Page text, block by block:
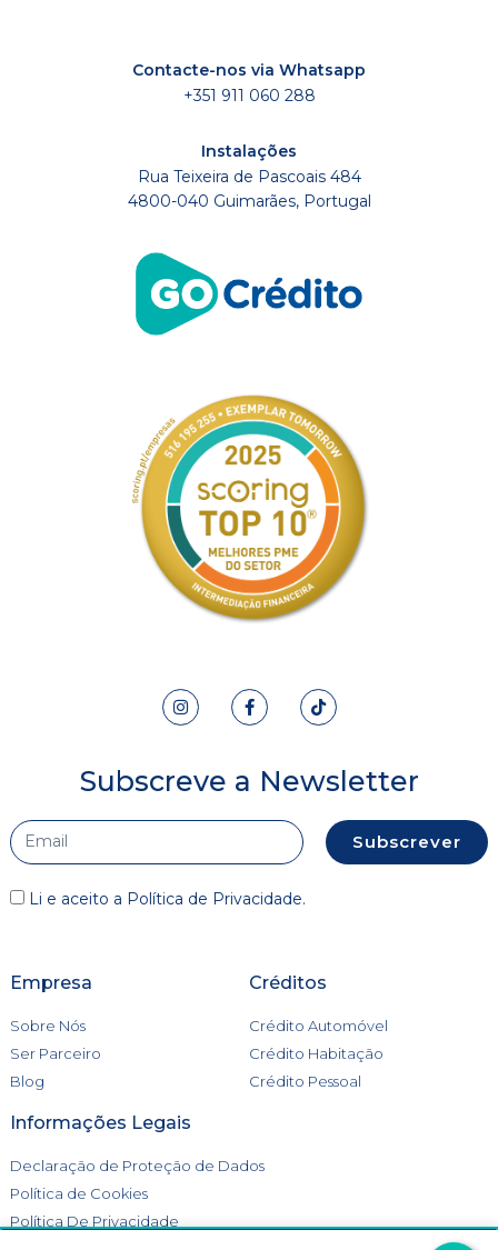
Contacte-nos via Whatsapp
+351 911 060 288
Instalações
Rua Teixeira de Pascoais 484
4800-040 Guimarães, Portugal
Subscreve a Newsletter
Li e aceito a Política de Privacidade.
Subscrever
Empresa
Sobre Nós
Ser Parceiro
Blog
Créditos
Crédito Automóvel
Crédito Habitação
Crédito Pessoal
Informações Legais
Declaração de Proteção de Dados
Política de Cookies
Política De Privacidade